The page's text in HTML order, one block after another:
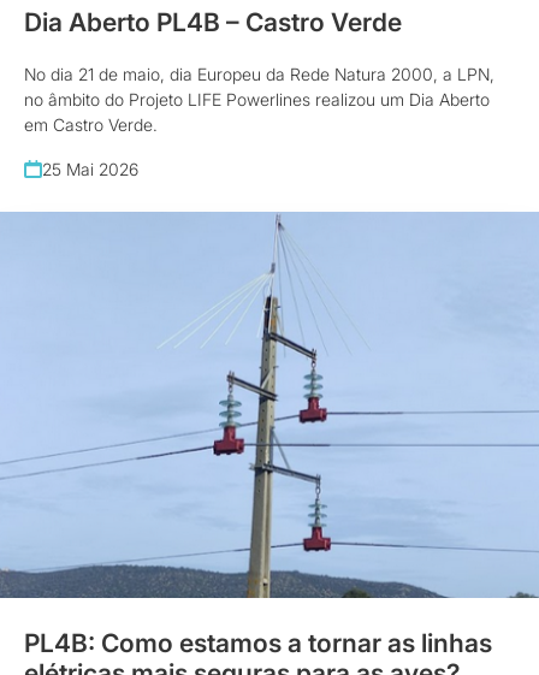
Dia Aberto PL4B – Castro Verde
No dia 21 de maio, dia Europeu da Rede Natura 2000, a LPN,
no âmbito do Projeto LIFE Powerlines realizou um Dia Aberto
em Castro Verde.
25 Mai 2026
PL4B: Como estamos a tornar as linhas